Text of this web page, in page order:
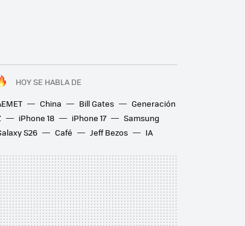
HOY SE HABLA DE
China Bill Gates
Generación
iPhone 18 iPhone 17
Samsung
S26
Café Jeff Bezos IA